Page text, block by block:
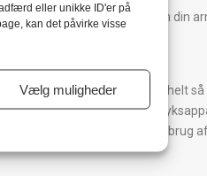
eller unikke ID'er på
kan det påvirke visse
Vælg muligheder
kan nå rundt om din
LD-575
om end det ikke bliver en helt
Det er vigtigt at
mest præcise måling ved brug